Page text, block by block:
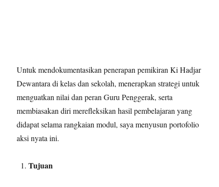
Untuk mendokumentasikan penerapan pemikiran Ki Hadjar
Dewantara di kelas dan sekolah, menerapkan strategi untuk
menguatkan nilai dan peran Guru Penggerak, serta
membiasakan diri merefleksikan hasil pembelajaran yang
didapat selama rangkaian modul, saya menyusun portofolio
aksi nyata ini.
Tujuan